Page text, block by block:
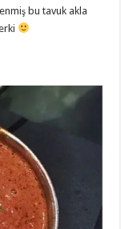
bu tavuk akla